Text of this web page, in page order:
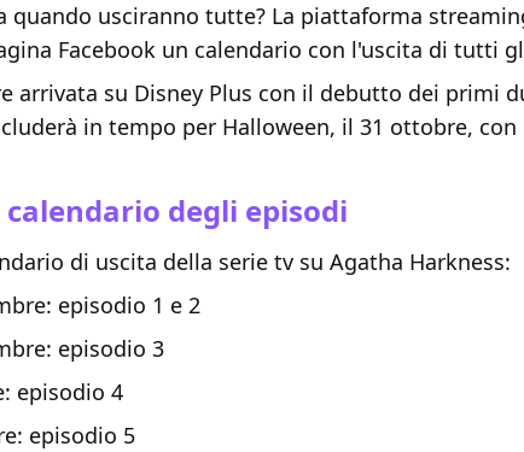
quando usciranno tutte? La piattaforma
Facebook un calendario con l'uscita di tutti
arrivata su Disney Plus con il debutto dei primi
in tempo per Halloween, il 31 ottobre, con
degli episodi
di uscita della serie tv su Agatha Harkness:
episodio 1 e 2
episodio 3
episodio 4
episodio 5